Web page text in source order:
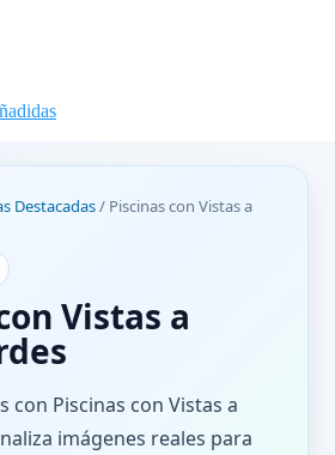
Destacadas/ Piscinas con Vistas a
Vistas a
con Piscinas con Vistas a
imágenes reales para